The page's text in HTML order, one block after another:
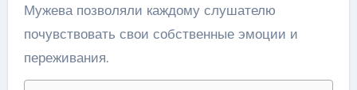
Мужева позволяли каждому слушателю
почувствовать свои собственные эмоции и
переживания.